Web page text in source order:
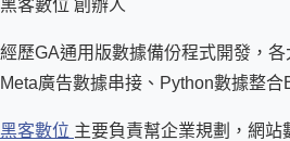
黑客數位 創辦人
經歷GA通用版數據備份程式開發，各
Meta廣告數據串接、Python數據整合
黑客數位 主要負責幫企業規劃，網